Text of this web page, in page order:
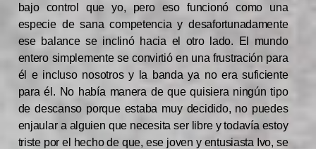
bajo control que yo, pero eso funcionó como una
especie de sana competencia y desafortunadamente
ese balance se inclinó hacia el otro lado. El mundo
entero simplemente se convirtió en una frustración para
él e incluso nosotros y la banda ya no era suficiente
para él. No había manera de que quisiera ningún tipo
de descanso porque estaba muy decidido, no puedes
enjaular a alguien que necesita ser libre y todavía estoy
triste por el hecho de que, ese joven y entusiasta Ivo, se